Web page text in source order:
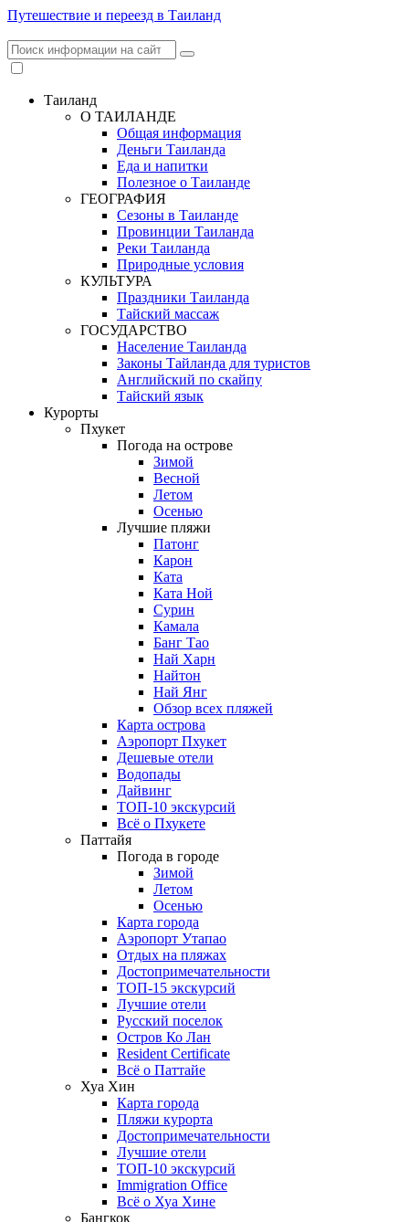
Путешествие и переезд в Таиланд
Таиланд
О ТАИЛАНДЕ
Общая информация
Деньги Таиланда
Еда и напитки
Полезное о Таиланде
ГЕОГРАФИЯ
Сезоны в Таиланде
Провинции Таиланда
Реки Таиланда
Природные условия
КУЛЬТУРА
Праздники Таиланда
Тайский массаж
ГОСУДАРСТВО
Население Таиланда
Законы Тайланда для туристов
Английский по скайпу
Тайский язык
Курорты
Пхукет
Погода на острове
Зимой
Весной
Летом
Осенью
Лучшие пляжи
Патонг
Карон
Ката
Ката Ной
Сурин
Камала
Банг Тао
Най Харн
Найтон
Най Янг
Обзор всех пляжей
Карта острова
Аэропорт Пхукет
Дешевые отели
Водопады
Дайвинг
ТОП-10 экскурсий
Всё о Пхукете
Паттайя
Погода в городе
Зимой
Летом
Осенью
Карта города
Аэропорт Утапао
Отдых на пляжах
Достопримечательности
ТОП-15 экскурсий
Лучшие отели
Русский поселок
Остров Ко Лан
Resident Certificate
Всё о Паттайе
Хуа Хин
Карта города
Пляжи курорта
Достопримечательности
Лучшие отели
ТОП-10 экскурсий
Immigration Office
Всё о Хуа Хине
Бангкок